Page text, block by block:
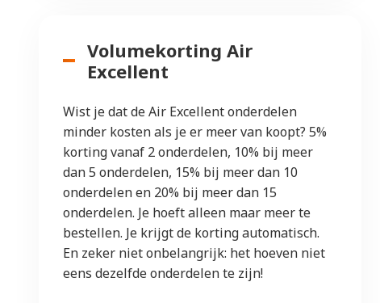
Volumekorting Air
Excellent
Wist je dat de Air Excellent onderdelen
minder kosten als je er meer van koopt? 5%
korting vanaf 2 onderdelen, 10% bij meer
dan 5 onderdelen, 15% bij meer dan 10
onderdelen en 20% bij meer dan 15
onderdelen. Je hoeft alleen maar meer te
bestellen. Je krijgt de korting automatisch.
En zeker niet onbelangrijk: het hoeven niet
eens dezelfde onderdelen te zijn!